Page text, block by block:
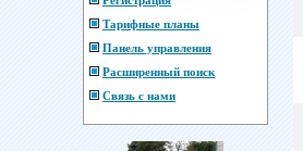
Тарифные планы
Панель управления
Расширенный поиск
Связь с нами